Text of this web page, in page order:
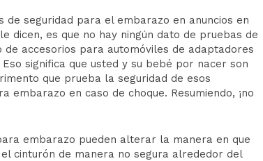
de seguridad para el embarazo en anuncios en
dicen, es que no hay ningún dato de pruebas de
accesorios para automóviles de adaptadores
Eso significa que usted y su bebé por nacer son
que prueba la seguridad de esos
embarazo en caso de choque. Resumiendo, ¡no
embarazo pueden alterar la manera en que
cinturón de manera no segura alrededor del